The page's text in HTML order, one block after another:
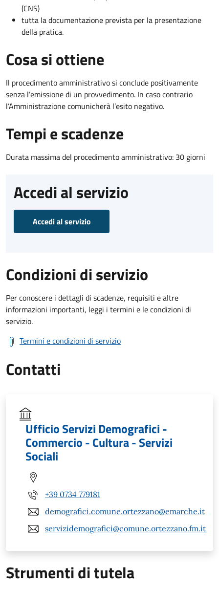
(CNS)
tutta la documentazione prevista per la presentazione
della pratica.
Cosa si ottiene
Il procedimento amministrativo si conclude positivamente
senza l’emissione di un provvedimento. In caso contrario
l’Amministrazione comunicherà l’esito negativo.
Tempi e scadenze
Durata massima del procedimento amministrativo: 30 giorni
Accedi al servizio
Accedi al servizio
Condizioni di servizio
Per conoscere i dettagli di scadenze, requisiti e altre
informazioni importanti, leggi i termini e le condizioni di
servizio.
Termini e condizioni di servizio
Contatti
Ufficio Servizi Demografici -
Commercio - Cultura - Servizi
Sociali
+39 0734 779181
demografici.comune.ortezzano@emarche.it
servizidemografici@comune.ortezzano.fm.it
Strumenti di tutela